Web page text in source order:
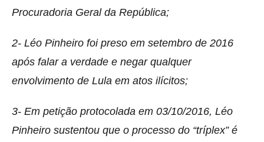
Procuradoria Geral da República;
2- Léo Pinheiro foi preso em setembro de 2016
após falar a verdade e negar qualquer
envolvimento de Lula em atos ilícitos;
3- Em petição protocolada em 03/10/2016, Léo
Pinheiro sustentou que o processo do “tríplex” é